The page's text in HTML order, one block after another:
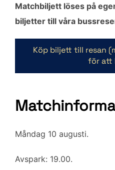
Matchbiljett löses på
biljetter till våra
Köp biljett till resan
för att
Måndag 10 augusti.
Avspark: 19.00.